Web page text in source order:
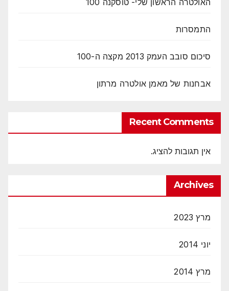
התמסרות
סיכום סובב העמק 2013 מקצה ה-100
אבחנות של מאמן אולטרה מרתון
Recent Comments
אין תגובות להציג.
Archives
מרץ 2023
יוני 2014
מרץ 2014